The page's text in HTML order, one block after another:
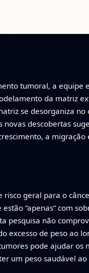
tumoral, a equipe
da matriz
se desorganiza no
descobertas
a migração
geral para o
“apenas” com
pesquisa não
excesso de peso ao
pode ajudar os
um peso saudável